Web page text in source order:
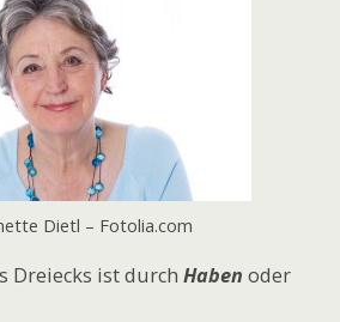
Dietl – Fotolia.com
Dreiecks ist durch Haben oder